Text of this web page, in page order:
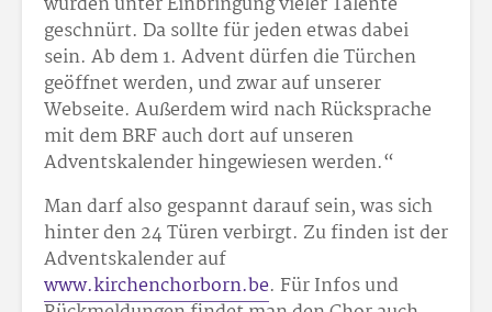
geschnürt. Da sollte für jeden etwas dabei
sein. Ab dem 1. Advent dürfen die Türchen
geöffnet werden, und zwar auf unserer
Webseite. Außerdem wird nach Rücksprache
mit dem BRF auch dort auf unseren
Adventskalender hingewiesen werden.“
Man darf also gespannt darauf sein, was sich
hinter den 24 Türen verbirgt. Zu finden ist der
Adventskalender auf
www.kirchenchorborn.be. Für Infos und